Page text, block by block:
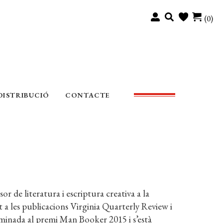
(0)
CONTACTE
de literatura i escriptura creativa a la
les publicacions Virginia Quarterly Review i
al premi Man Booker 2015 i s’està